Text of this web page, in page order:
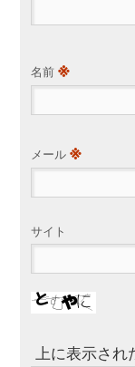
名前 ※
メール ※
サイト
上に表示され